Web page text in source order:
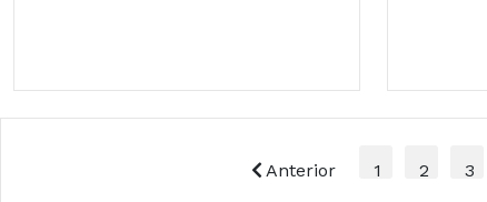
Anterior 1 2 3